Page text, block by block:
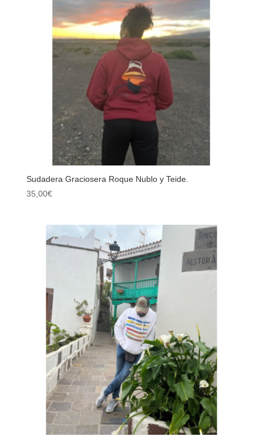
Sudadera Graciosera Roque Nublo y Teide.
35,00€